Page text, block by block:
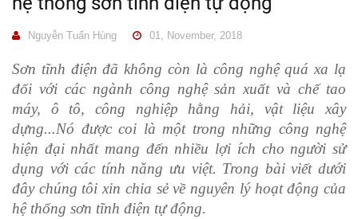
Nguyễn Tuấn Hùng 01, November, 2018
Sơn tĩnh điện đã không còn là công nghệ quá xa lạ
đối với các ngành công nghệ sản xuất và chế tao
máy, ô tô, công nghiệp hằng hải, vật liệu xây
dựng...Nó được coi là một trong những công nghệ
hiện đại nhất mang đến nhiều lợi ích cho người sử
dụng với các tính năng ưu việt. Trong bài viết dưới
đây chúng tôi xin chia sẻ về nguyên lý hoạt động của
hệ thống sơn tĩnh điện tự động.